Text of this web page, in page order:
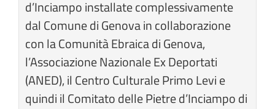
d’Inciampo installate complessivamente
dal Comune di Genova in collaborazione
con la Comunità Ebraica di Genova,
l’Associazione Nazionale Ex Deportati
(ANED), il Centro Culturale Primo Levi e
quindi il Comitato delle Pietre d’Inciampo di